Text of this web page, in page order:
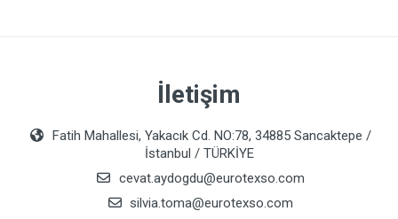
İletişim
Fatih Mahallesi, Yakacık Cd. NO:78, 34885 Sancaktepe /
İstanbul / TÜRKİYE
cevat.aydogdu@eurotexso.com
silvia.toma@eurotexso.com